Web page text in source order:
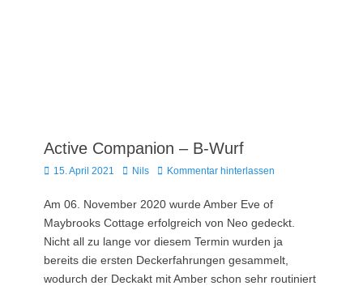
Active Companion – B-Wurf
Posted
15. April 2021 Autor
Nils Kommentar hinterlassen
Am 06. November 2020 wurde Amber Eve of
Maybrooks Cottage erfolgreich von Neo gedeckt.
Nicht all zu lange vor diesem Termin wurden ja
bereits die ersten Deckerfahrungen gesammelt,
wodurch der Deckakt mit Amber schon sehr routiniert